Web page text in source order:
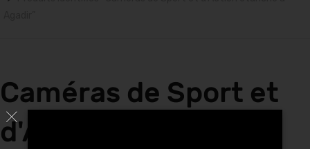
Caméras de Sport et
d'Action étanche à